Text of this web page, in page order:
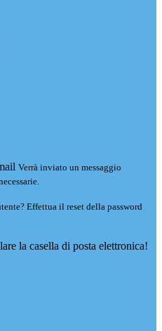
Verrà inviato un messaggio
Effettua il reset della password
la casella di posta elettronica!